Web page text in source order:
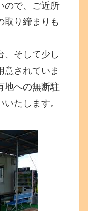
ので、ご近所
取り締まりも
、そして少し
意されていま
地への無断駐
たします。